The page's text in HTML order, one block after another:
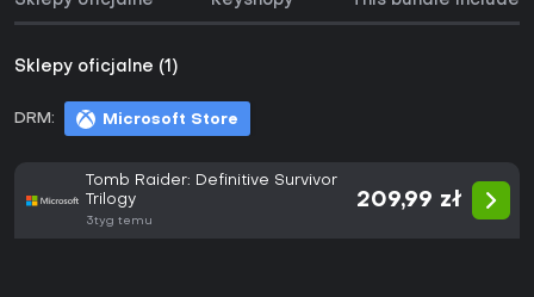
Sklepy oficjalne (1)
DRM: Microsoft Store
Tomb Raider: Definitive Survivor
Trilogy
3tyg temu
209,99 zł